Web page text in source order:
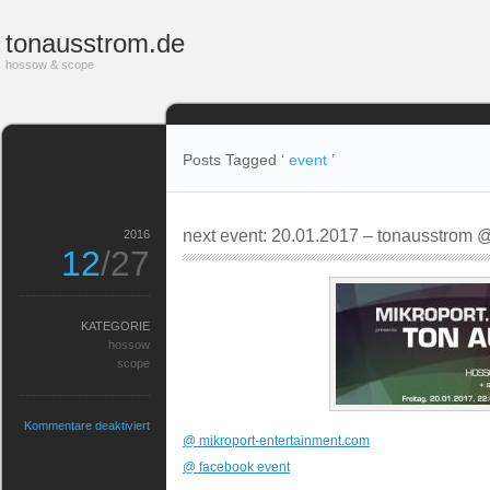
tonausstrom.de
hossow & scope
Posts Tagged ‘ event ’
next event: 20.01.2017 – tonausstrom
@ mikroport-entertainment.com
@ facebook event
2016
12/27
KATEGORIE
hossow
scope
Kommentare deaktiviertfür